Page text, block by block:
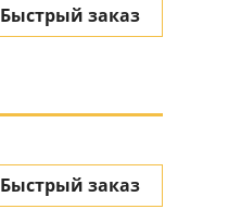
Быстрый заказ
Быстрый заказ